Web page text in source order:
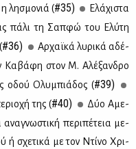
λη­σμο­νιά (#35)
Ελά­χι­στα
πά­λι τη Σαπ­φώ του Ελύ­τη
#36)
Αρ­χαϊ­κά λυ­ρι­κά αδέ­
Κα­βά­φη στον Μ. Αλέ­ξαν­δρο
οδού Ολυ­μπιά­δος (#39)
της (#40)
Δύο Αμε­
ανα­γνω­στι­κή πε­ρι­πέ­τεια με­
ή σχε­τι­κά με τον Ντί­νο Χρι­